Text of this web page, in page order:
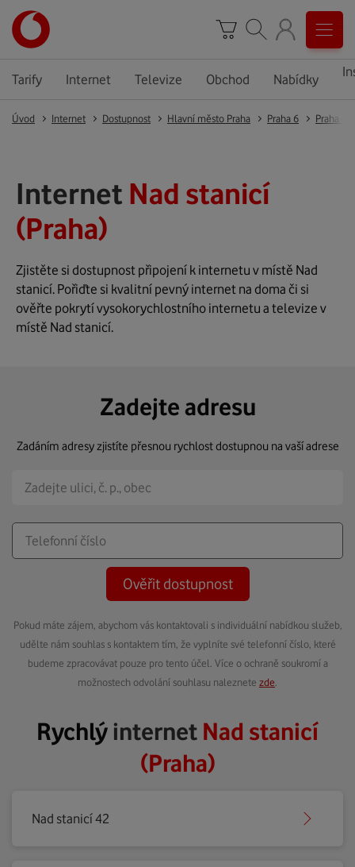
Tarify Internet Televize Obchod Nabídky
Úvod Internet Dostupnost Hlavní město Praha Praha 6 Praha 6
Internet Nad stanicí
(Praha)
Zjistěte si dostupnost připojení k internetu v místě Nad
stanicí. Pořiďte si kvalitní pevný internet na doma či si
ověřte pokrytí vysokorychlostního internetu a televize v
místě Nad stanicí.
Zadejte adresu
Zadáním adresy zjistíte přesnou rychlost dostupnou na vaší adrese
Ověřit dostupnost
Pokud máte zájem, abychom vás kontaktovali s individuální nabídkou služeb,
udělte nám souhlas s kontaktem tím, že vyplníte své telefonní číslo, které
budeme zpracovávat pouze pro tento účel. Více o ochraně soukromí a
možnostech odvolání souhlasu naleznete zde
Rychlýinternet Nad stanicí
(Praha)
Nad stanicí 42